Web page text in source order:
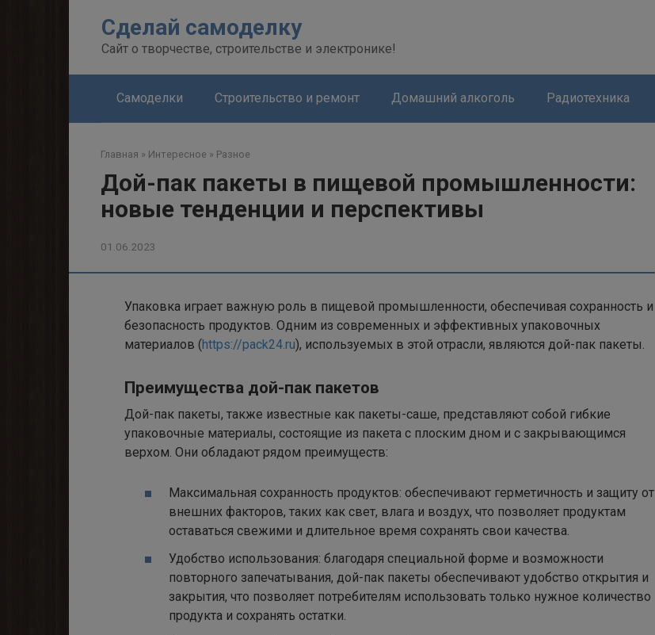
Сделай самоделку
Сайт о творчестве, строительстве и электронике!
Самоделки Строительство и ремонт Домашний алкоголь Радиотехника
Главная » Интересное » Разное
Дой-пак пакеты в пищевой промышленности:
новые тенденции и перспективы
01.06.2023
Упаковка играет важную роль в пищевой промышленности, обеспечивая сохранность и
безопасность продуктов. Одним из современных и эффективных упаковочных
материалов (https://pack24.ru), используемых в этой отрасли, являются дой-пак пакеты.
Преимущества дой-пак пакетов
Дой-пак пакеты, также известные как пакеты-саше, представляют собой гибкие
упаковочные материалы, состоящие из пакета с плоским дном и с закрывающимся
верхом. Они обладают рядом преимуществ:
Максимальная сохранность продуктов: обеспечивают герметичность и защиту от
внешних факторов, таких как свет, влага и воздух, что позволяет продуктам
оставаться свежими и длительное время сохранять свои качества.
Удобство использования: благодаря специальной форме и возможности
повторного запечатывания, дой-пак пакеты обеспечивают удобство открытия и
закрытия, что позволяет потребителям использовать только нужное количество
продукта и сохранять остатки.